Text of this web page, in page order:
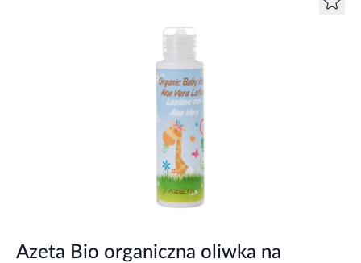
Azeta Bio organiczna oliwka na